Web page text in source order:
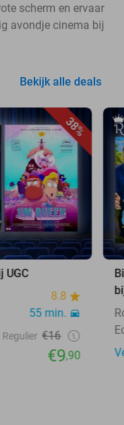
scherm en ervaar
avondje cinema bij
Bekijk alle deals
38%
UGC
8.8
55 min.
Regulier €16
€9,90